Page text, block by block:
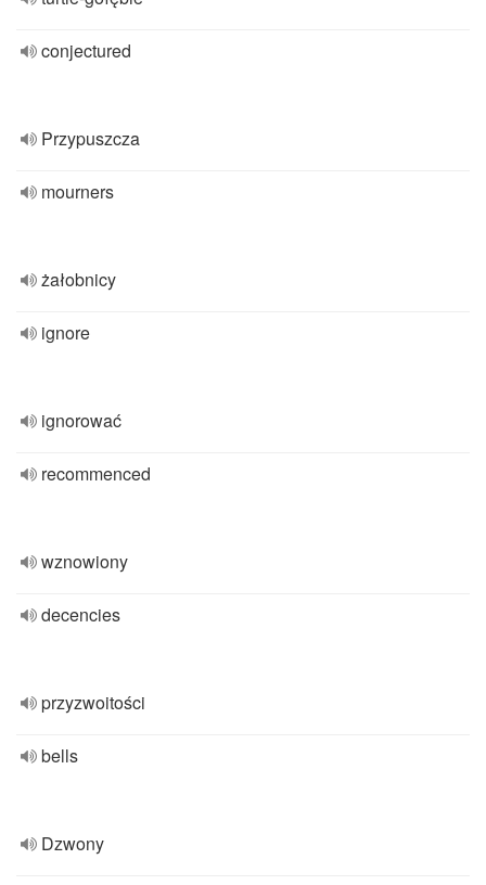
conjectured
Przypuszcza
mourners
żałobnicy
ignore
ignorować
recommenced
wznowiony
decencies
przyzwoitości
bells
Dzwony